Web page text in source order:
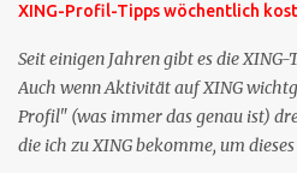
XING-Profil-Tipps wöchentlich
Seit einigen Jahren gibt es die
Auch wenn Aktivität auf XING
Profil" (was immer das genau ist)
die ich zu XING bekomme, um